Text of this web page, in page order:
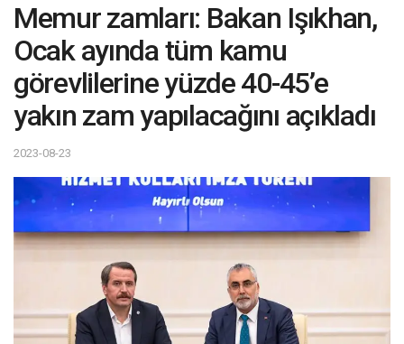
Memur zamları: Bakan Işıkhan,
Ocak ayında tüm kamu
görevlilerine yüzde 40-45’e
yakın zam yapılacağını açıkladı
2023-08-23